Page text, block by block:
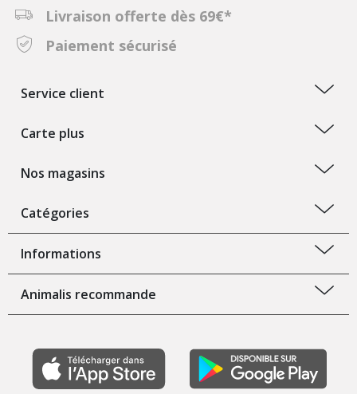
Livraison offerte dès 69€*
Paiement sécurisé
Service client
Carte plus
Nos magasins
Catégories
Informations
Animalis recommande